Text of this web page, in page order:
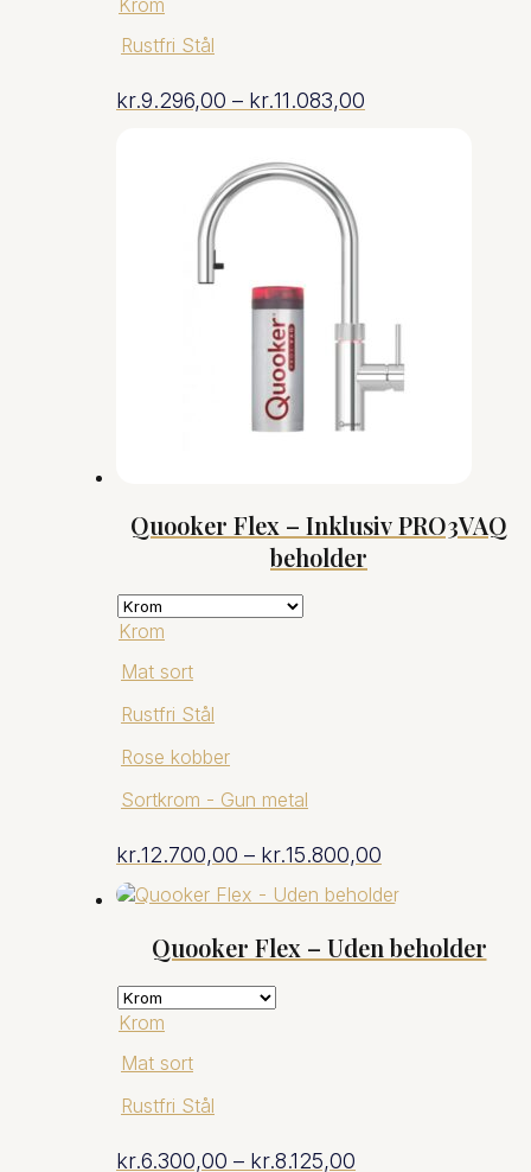
Krom
Rustfri Stål
kr.9.296,00 – kr.11.083,00
Quooker Flex – Inklusiv PRO3VAQ
beholder
Krom
Mat sort
Rustfri Stål
Rose kobber
Sortkrom - Gun metal
kr.12.700,00 – kr.15.800,00
kr.12.700,00
til
Quooker Flex – Uden beholder
Krom
Mat sort
Rustfri Stål
kr.6.300,00 – kr.8.125,00